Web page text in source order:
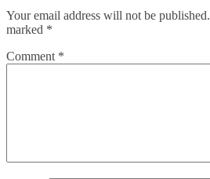
Your email address will not be published.
marked *
Comment *